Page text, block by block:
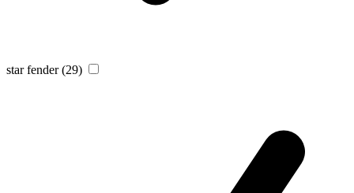
star fender (29)